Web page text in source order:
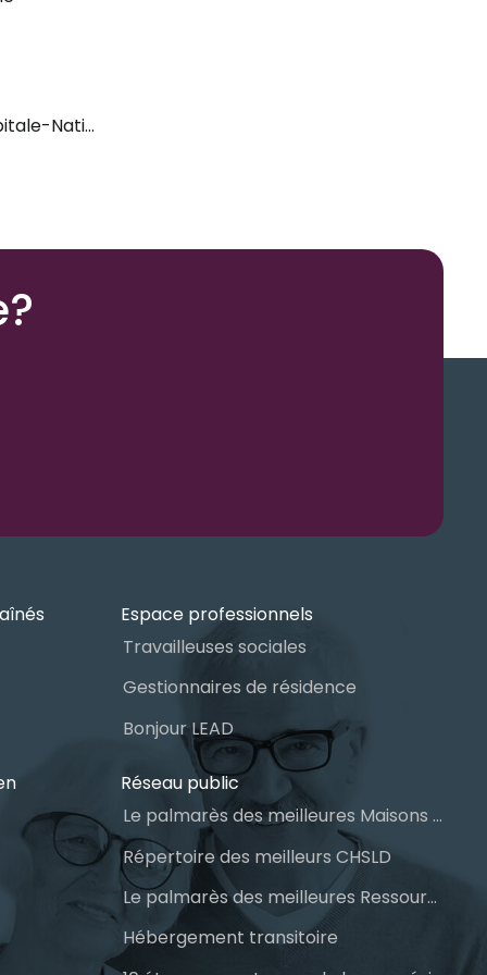
Nationale
Espace professionnels
Travailleuses sociales
Gestionnaires de résidence
Bonjour LEAD
Réseau public
Le palmarès des meilleures Maisons des aînés du Québec
Répertoire des meilleurs CHSLD
Le palmarès des meilleures Ressources Intermédiaires (RI)
Hébergement transitoire